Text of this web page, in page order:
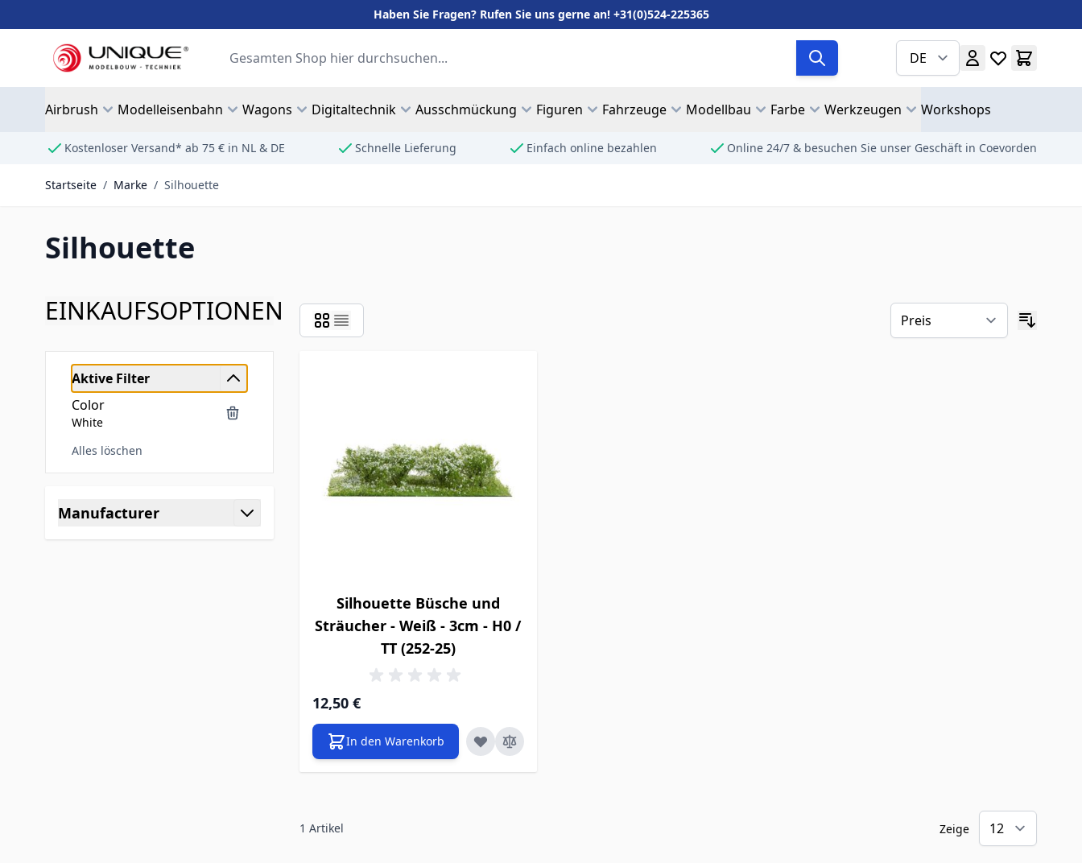
Haben Sie Fragen? Rufen Sie uns gerne an! +31(0)524-225365
DE
Suche
Airbrush Modelleisenbahn Wagons Digitaltechnik Ausschmückung Figuren Fahrzeuge Modellbau Farbe Werkzeugen Workshops
Kostenloser Versand* ab 75 € in NL & DE Schnelle Lieferung Einfach online bezahlen Online 24/7 & besuchen Sie unser Geschäft in Coevorden
Startseite / Marke / Silhouette
Silhouette
EINKAUFSOPTIONEN
Aktive Filter
Color
White
Alles löschen
Zur Produktliste springen
Manufacturer
Filter
Silhouette Büsche und
Sträucher - Weiß - 3cm - H0 /
TT (252-25)
12,50 €
In den Warenkorb
1 Artikel Zeige